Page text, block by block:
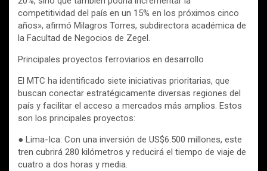
competitividad del país en un 15% en los próximos cinco
años», afirmó Milagros Torres, subdirectora académica de
la Facultad de Negocios de Zegel.
Principales proyectos ferroviarios en desarrollo
El MTC ha identificado siete iniciativas prioritarias, que
buscan conectar estratégicamente diversas regiones del
país y facilitar el acceso a mercados más amplios. Estos
son los principales proyectos:
● Lima-Ica: Con una inversión de US$6.500 millones, este
tren cubrirá 280 kilómetros y reducirá el tiempo de viaje de
cuatro a dos horas y media.